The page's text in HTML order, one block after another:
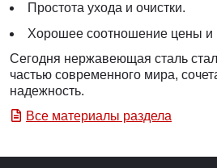
Простота ухода и очистки.
Хорошее соотношение цены и
Сегодня нержавеющая сталь
частью современного мира,
надежность.
Все материалы раздела